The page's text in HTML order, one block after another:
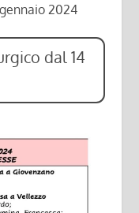
2024
dal 14